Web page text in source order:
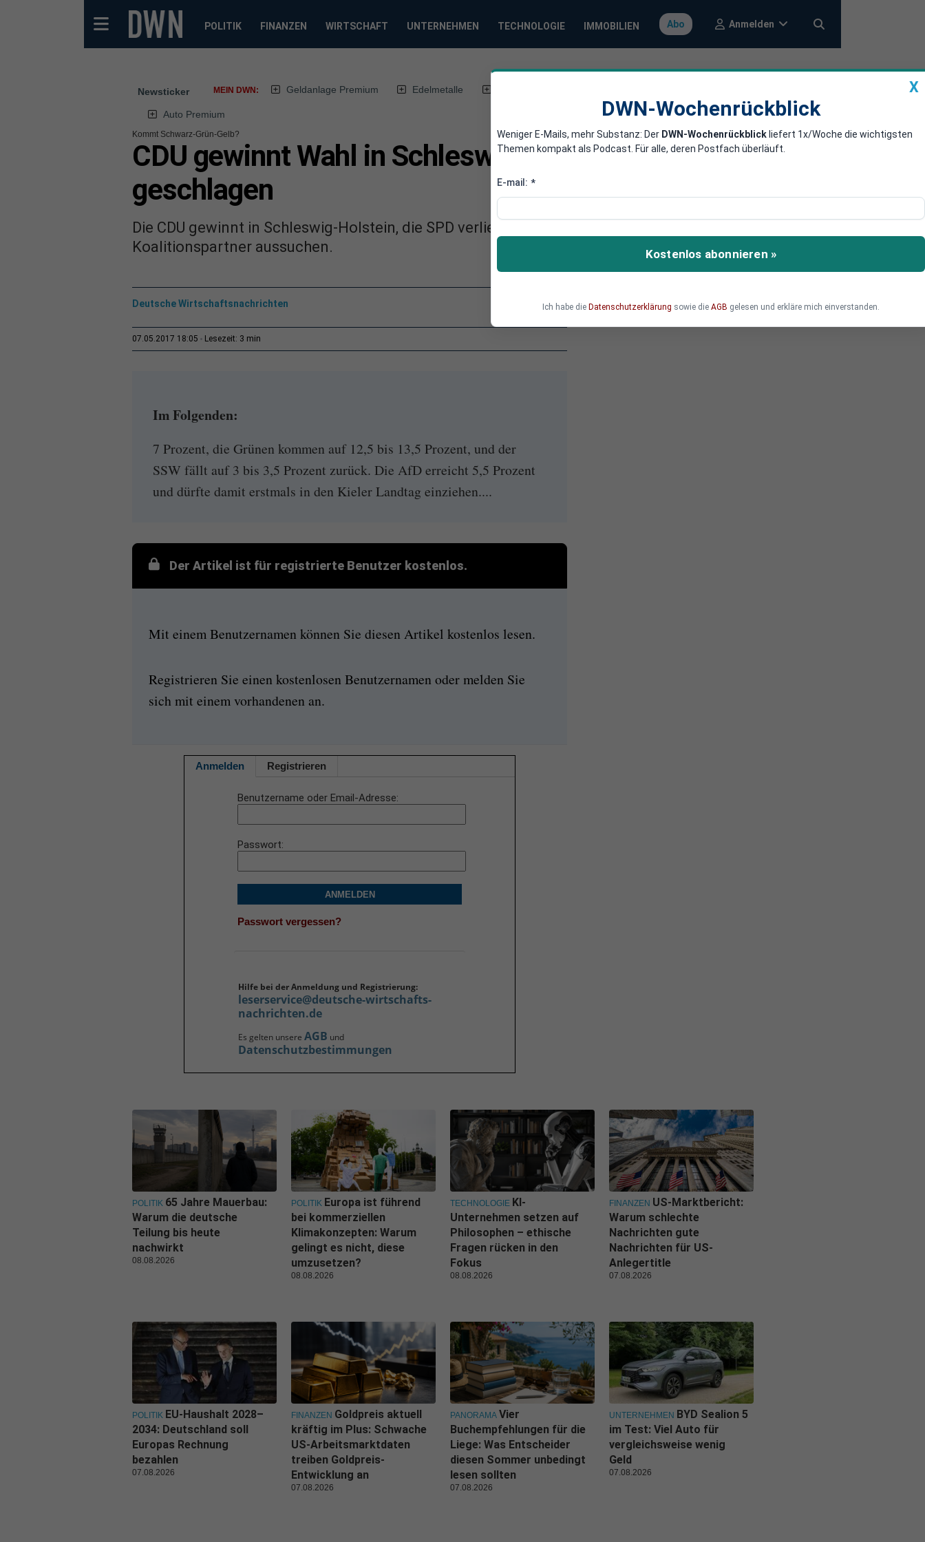
POLITIK FINANZEN WIRTSCHAFT UNTERNEHMEN TECHNOLOGIE IMMOBILIEN Abo Anmelden
Newsticker MEIN DWN: Geldanlage Premium Edelmetalle
Auto Premium
Kommt Schwarz-Grün-Gelb?
CDU gewinnt Wahl in Schleswig-Holstein, SPD klar
geschlagen
Die CDU gewinnt in Schleswig-Holstein, die SPD verliert. Die CDU kann sich nun den
Koalitionspartner aussuchen.
Deutsche Wirtschaftsnachrichten
07.05.2017 18:05 Lesezeit: 3 min
Im Folgenden:
7 Prozent, die Grünen kommen auf 12,5 bis 13,5 Prozent, und der
SSW fällt auf 3 bis 3,5 Prozent zurück. Die AfD erreicht 5,5 Prozent
und dürfte damit erstmals in den Kieler Landtag einziehen....
Der Artikel ist für registrierte Benutzer kostenlos.
Mit einem Benutzernamen können Sie diesen Artikel kostenlos lesen.
Registrieren Sie einen kostenlosen Benutzernamen oder melden Sie
sich mit einem vorhandenen an.
Anmelden Registrieren
Benutzername oder Email-Adresse
Passwort
ANMELDEN
Passwort vergessen?
Hilfe bei der Anmeldung und Registrierung:
leserservice@deutsche-wirtschafts-
nachrichten.de
Es gelten unsere AGB und
Datenschutzbestimmungen
X
DWN-Wochenrückblick
Weniger E-Mails, mehr Substanz: Der DWN-Wochenrückblick liefert 1x/Woche die wichtigsten
Themen kompakt als Podcast. Für alle, deren Postfach überläuft.
E-mail: *
Kostenlos abonnieren »
Ich habe die Datenschutzerklärung sowie die AGB gelesen und erkläre mich einverstanden.
POLITIK 65 Jahre Mauerbau:
Warum die deutsche
Teilung bis heute
nachwirkt
08.08.2026
POLITIK Europa ist führend
bei kommerziellen
Klimakonzepten: Warum
gelingt es nicht, diese
umzusetzen?
08.08.2026
TECHNOLOGIE KI-
Unternehmen setzen auf
Philosophen – ethische
Fragen rücken in den
Fokus
08.08.2026
FINANZEN US-Marktbericht:
Warum schlechte
Nachrichten gute
Nachrichten für US-
Anlegertitle
07.08.2026
POLITIK EU-Haushalt 2028–
2034: Deutschland soll
Europas Rechnung
bezahlen
07.08.2026
FINANZEN Goldpreis aktuell
kräftig im Plus: Schwache
US-Arbeitsmarktdaten
treiben Goldpreis-
Entwicklung an
07.08.2026
PANORAMA Vier
Buchempfehlungen für die
Liege: Was Entscheider
diesen Sommer unbedingt
lesen sollten
07.08.2026
UNTERNEHMEN BYD Sealion 5
im Test: Viel Auto für
vergleichsweise wenig
Geld
07.08.2026